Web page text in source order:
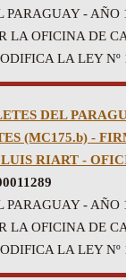
PARAGUAY -
LA OFICINA DE
LA LEY Nº
DEL
(MC175.b) -
RIART -
PARAGUAY -
LA OFICINA DE
LA LEY Nº